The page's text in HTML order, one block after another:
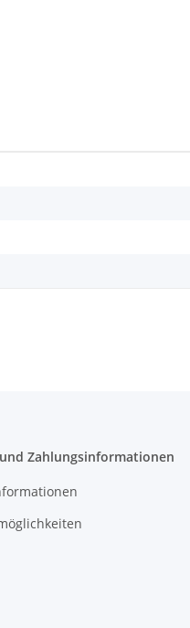
Zahlungsinformationen